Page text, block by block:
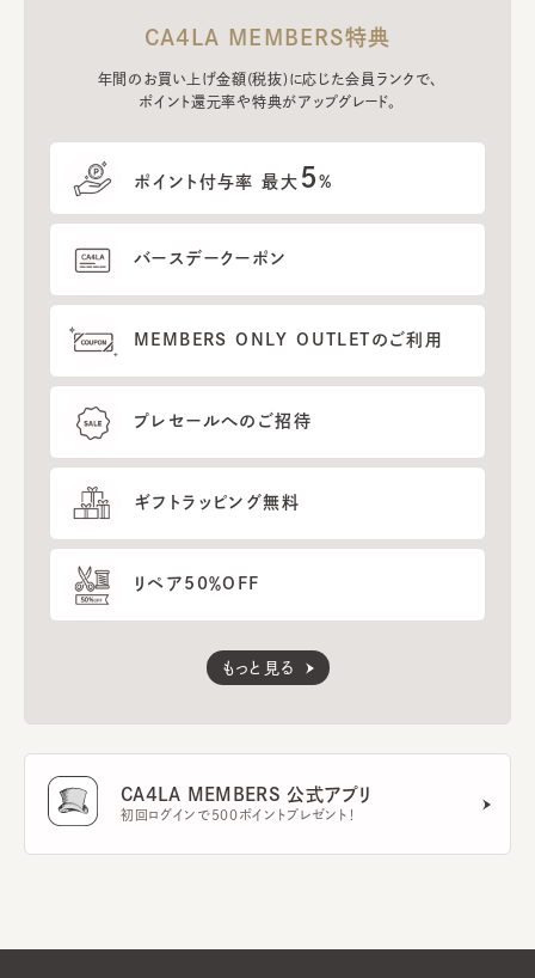
CA4LA MEMBERS特典
年間のお買い上げ金額(税抜)に応じた会員ランクで、
ポイント還元率や特典がアップグレード。
ポイント付与率 最大 5%
バースデークーポン
MEMBERS ONLY OUTLETのご利用
プレセールへのご招待
ギフトラッピング無料
リペア50％OFF
もっと見る
CA4LA MEMBERS 公式アプリ
初回ログインで500ポイントプレゼント！